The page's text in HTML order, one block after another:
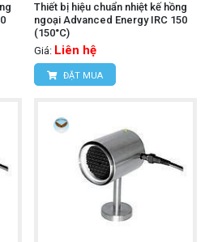
Thiết bị hiệu chuẩn nhiệt kế hồng
ngoại Advanced Energy IRC 150
(150°C)
Giá: Liên hệ
ĐẶT MUA